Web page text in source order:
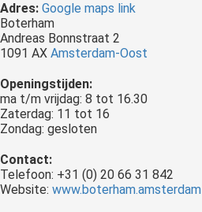
Adres: Google maps link
Boterham
Andreas Bonnstraat 2
1091 AX Amsterdam-Oost
Openingstijden:
ma t/m vrijdag: 8 tot 16.30
Zaterdag: 11 tot 16
Zondag: gesloten
Contact:
Telefoon: +31 (0) 20 66 31 842
Website: www.boterham.amsterdam